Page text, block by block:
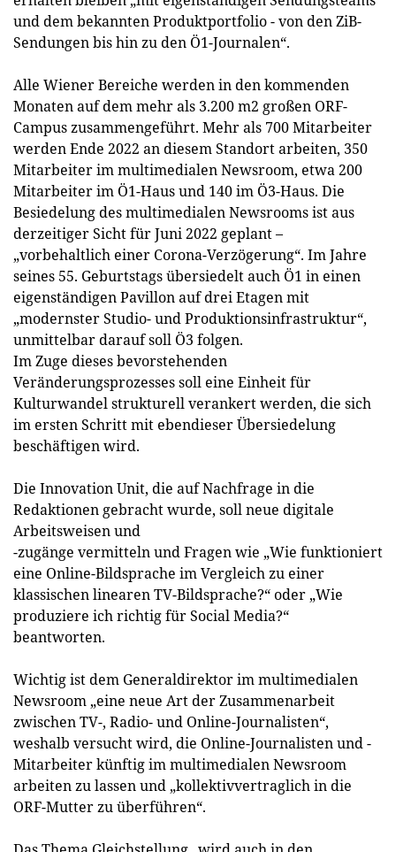
und dem bekannten Produktportfolio - von den ZiB-
Sendungen bis hin zu den Ö1-Journalen“.
Alle Wiener Bereiche werden in den kommenden
Monaten auf dem mehr als 3.200 m2 großen ORF-
Campus zusammengeführt. Mehr als 700 Mitarbeiter
werden Ende 2022 an diesem Standort arbeiten, 350
Mitarbeiter im multimedialen Newsroom, etwa 200
Mitarbeiter im Ö1-Haus und 140 im Ö3-Haus. Die
Besiedelung des multimedialen Newsrooms ist aus
derzeitiger Sicht für Juni 2022 geplant –
„vorbehaltlich einer Corona-Verzögerung“. Im Jahre
seines 55. Geburtstags übersiedelt auch Ö1 in einen
eigenständigen Pavillon auf drei Etagen mit
„modernster Studio- und Produktionsinfrastruktur“,
unmittelbar darauf soll Ö3 folgen.
Im Zuge dieses bevorstehenden
Veränderungsprozesses soll eine Einheit für
Kulturwandel strukturell verankert werden, die sich
im ersten Schritt mit ebendieser Übersiedelung
beschäftigen wird.
Die Innovation Unit, die auf Nachfrage in die
Redaktionen gebracht wurde, soll neue digitale
Arbeitsweisen und
-zugänge vermitteln und Fragen wie „Wie funktioniert
eine Online-Bildsprache im Vergleich zu einer
klassischen linearen TV-Bildsprache?“ oder „Wie
produziere ich richtig für Social Media?“
beantworten.
Wichtig ist dem Generaldirektor im multimedialen
Newsroom „eine neue Art der Zusammenarbeit
zwischen TV-, Radio- und Online-Journalisten“,
weshalb versucht wird, die Online-Journalisten und -
Mitarbeiter künftig im multimedialen Newsroom
arbeiten zu lassen und „kollektivvertraglich in die
ORF-Mutter zu überführen“.